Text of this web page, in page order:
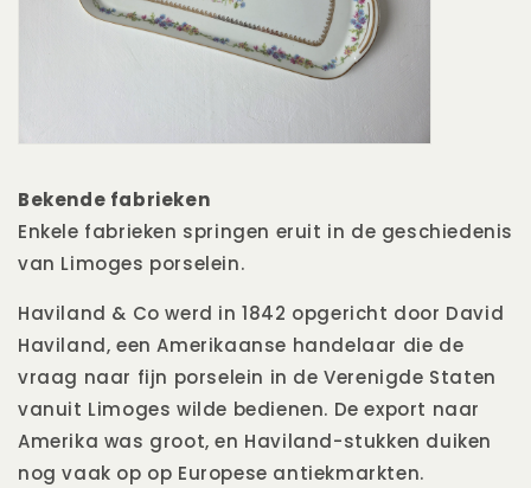
Bekende fabrieken
Enkele fabrieken springen eruit in de geschiedenis
van Limoges porselein.
Haviland & Co werd in 1842 opgericht door David
Haviland, een Amerikaanse handelaar die de
vraag naar fijn porselein in de Verenigde Staten
vanuit Limoges wilde bedienen. De export naar
Amerika was groot, en Haviland-stukken duiken
nog vaak op op Europese antiekmarkten.